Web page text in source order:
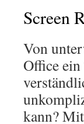
Screen
Von
Office
kann?